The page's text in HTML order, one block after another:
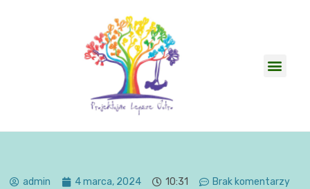
admin 4 marca, 2024 10:31 Brak komentarzy